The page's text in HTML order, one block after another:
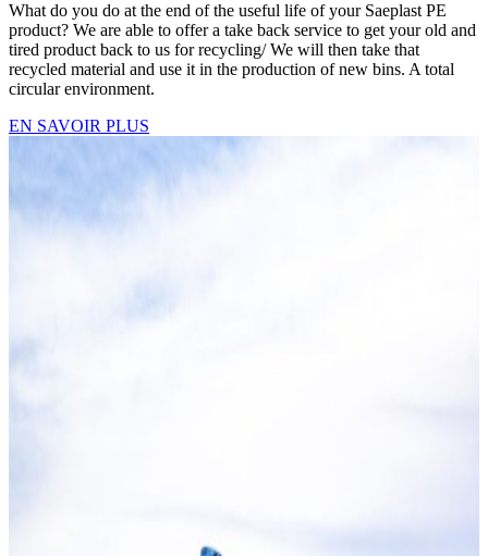
What do you do at the end of the useful life of your Saeplast PE
product? We are able to offer a take back service to get your old and
tired product back to us for recycling/ We will then take that
recycled material and use it in the production of new bins. A total
circular environment.
EN SAVOIR PLUS